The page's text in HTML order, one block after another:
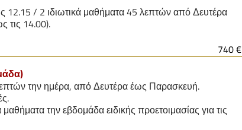
12.15 / 2 ιδιωτικά μαθήματα 45 λεπτών από Δευτέρα
τις 14.00).
740 €
την ημέρα, από Δευτέρα έως Παρασκευή.
μαθήματα την εβδομάδα ειδικής προετοιμασίας για τις